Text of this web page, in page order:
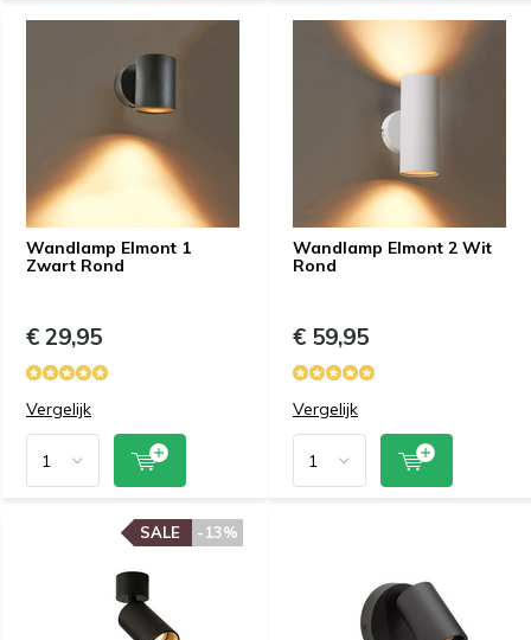
Wandlamp Elmont 1
Zwart Rond
€ 29,95
Vergelijk
Wandlamp Elmont 2 Wit
Rond
€ 59,95
Vergelijk
-13%
SALE